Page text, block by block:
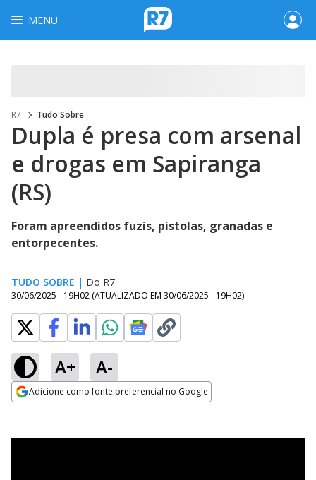
MENU
R7 Tudo Sobre
Dupla é presa com arsenal
e drogas em Sapiranga
(RS)
Foram apreendidos fuzis, pistolas, granadas e
entorpecentes.
TUDO SOBRE | Do R7
30/06/2025 - 19H02 (ATUALIZADO EM 30/06/2025 - 19H02)
A+ A-
Adicione como fonte preferencial no Google